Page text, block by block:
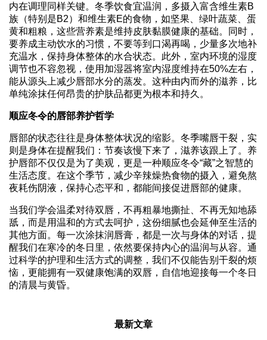
内在调理同样关键。冬季饮食宜温润，多摄入富含维生素B
族（特别是B2）和维生素E的食物，如坚果、绿叶蔬菜、蛋
黄和粗粮，这些营养素是维持皮肤黏膜健康的基础。同时，
要养成主动饮水的习惯，不要等到口渴再喝，少量多次地补
充温水，保持身体整体的水合状态。此外，室内环境的湿度
调节也不容忽视，使用加湿器将室内湿度维持在50%左右，
能从源头上减少唇部水分的蒸发。这种由内而外的滋养，比
单纯涂抹任何昂贵的护肤品都更为根本和持久。
顺应冬令的唇部养护哲学
唇部的状态往往是身体整体状况的缩影。冬季嘴唇干裂，实
则是身体在提醒我们：节奏该慢下来了，滋养该跟上了。养
护唇部不仅仅是为了美观，更是一种顺应冬令“藏”之智慧的
生活态度。在这个季节，减少辛辣燥热食物的摄入，避免熬
夜耗伤阴液，保持心态平和，都能间接促进唇部的健康。
当我们学会温柔对待双唇，不再粗暴地撕扯、不再无知地舔
舐，而是用温和的方式去呵护，这份细腻也会延伸至生活的
其他方面。每一次涂抹润唇膏，都是一次与身体的对话，提
醒我们在寒冷的冬日里，依然要保持内心的温润与从容。通
过科学的护理和生活方式的调整，我们不仅能告别干裂的烦
恼，更能拥有一双健康饱满的双唇，自信地迎接每一个冬日
的清晨与黄昏。
最新文章